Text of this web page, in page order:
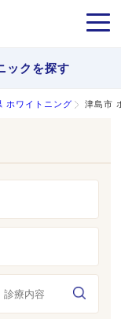
ックを探す
ホワイトニング 津島市